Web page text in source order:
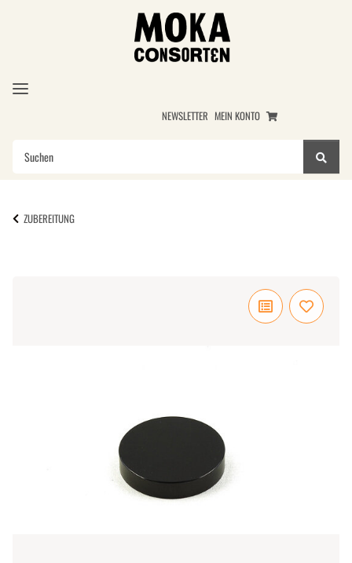
NEWSLETTER MEIN KONTO
ZUBEREITUNG